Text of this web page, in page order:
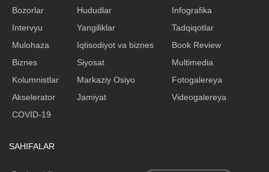
Bozorlar
Intervyu
Mulohaza
Biznes
Kolumnistlar
Akselerator
Hududlar
Yangiliklar
Iqtisodiyot va biznes
Siyosat
Markaziy Osiyo
Jamiyat
Infografika
Tadqiqotlar
Book Review
Multimedia
Fotogalereya
Videogalereya
COVID-19
SAHIFALAR